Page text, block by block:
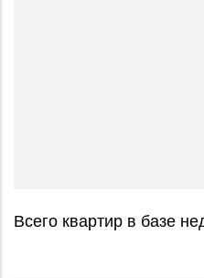
Всего квартир в базе